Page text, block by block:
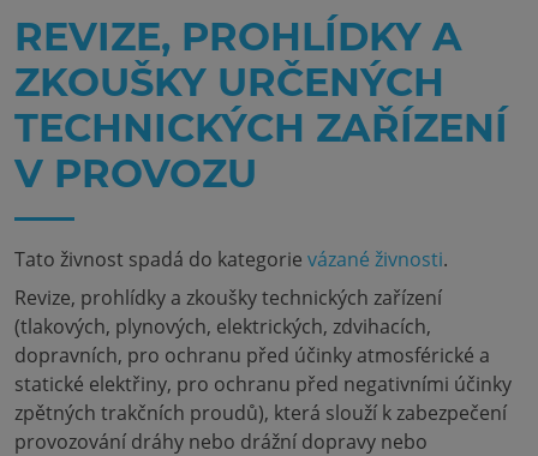
REVIZE, PROHLÍDKY A
ZKOUŠKY URČENÝCH
TECHNICKÝCH ZAŘÍZENÍ
V PROVOZU
Tato živnost spadá do kategorie vázané živnosti.
Revize, prohlídky a zkoušky technických zařízení
(tlakových, plynových, elektrických, zdvihacích,
dopravních, pro ochranu před účinky atmosférické a
statické elektřiny, pro ochranu před negativními účinky
zpětných trakčních proudů), která slouží k zabezpečení
provozování dráhy nebo drážní dopravy nebo